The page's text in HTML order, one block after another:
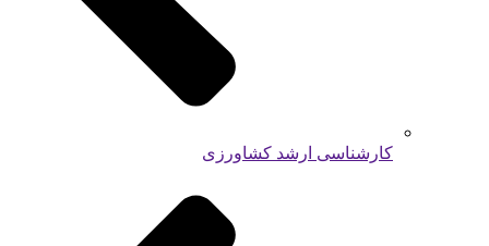
کارشناسی ارشد کشاورزی